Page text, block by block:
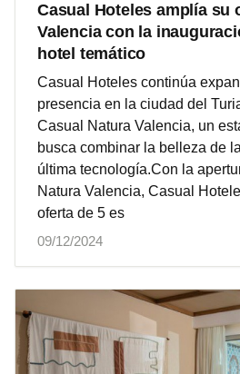
Casual Hoteles amplía su
Valencia con la
hotel temático
Casual Hoteles continúa
presencia en la ciudad del
Casual Natura Valencia, un
busca combinar la belleza de
última tecnología.Con la
Natura Valencia, Casual
oferta de 5 es
09/12/2024